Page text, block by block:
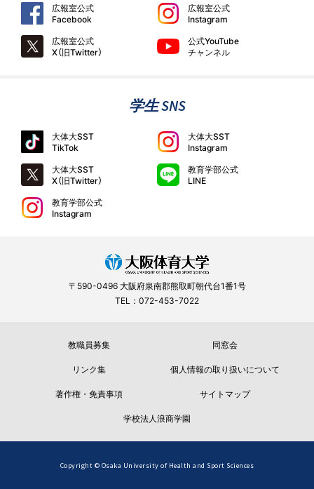
広報室公式
Facebook
広報室公式
Instagram
広報室公式
X（旧Twitter）
公式YouTube
チャンネル
学生 SNS
大体大SST
TikTok
大体大SST
Instagram
大体大SST
X（旧Twitter）
教育学部公式
LINE
教育学部公式
Instagram
〒590-0496 大阪府泉南郡熊取町朝代台1番1号
TEL：072-453-7022
教職員募集
同窓会
リンク集
個人情報の取り扱いについて
著作権・免責事項
サイトマップ
学校法人浪商学園
Copyright © Osaka University of Health and Sport Sciences